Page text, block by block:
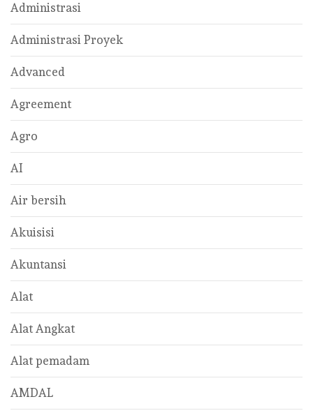
Administrasi
Administrasi Proyek
Advanced
Agreement
Agro
AI
Air bersih
Akuisisi
Akuntansi
Alat
Alat Angkat
Alat pemadam
AMDAL